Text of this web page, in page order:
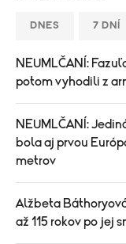
DNES 7 DNÍ
NEUMLČANÍ:
potom vyhodili z
NEUMLČANÍ:
bola aj prvou
metrov
Alžbeta
až 115 rokov po jej